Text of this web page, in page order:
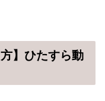
】ひたすら動